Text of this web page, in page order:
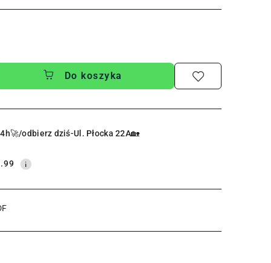
Do koszyka
odbierz dziś-Ul. Płocka 22A🏡